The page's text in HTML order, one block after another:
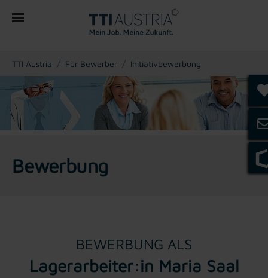
You are here:
TTI Austria Für Bewerber Initiativbewerbung
Bewerbung
BEWERBUNG ALS
Lagerarbeiter:in Maria Saal